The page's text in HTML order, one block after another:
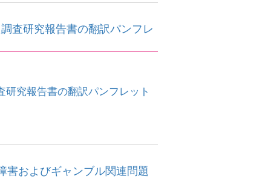
査研究報告書の翻訳パンフレ
究報告書の翻訳パンフレット
およびギャンブル関連問題